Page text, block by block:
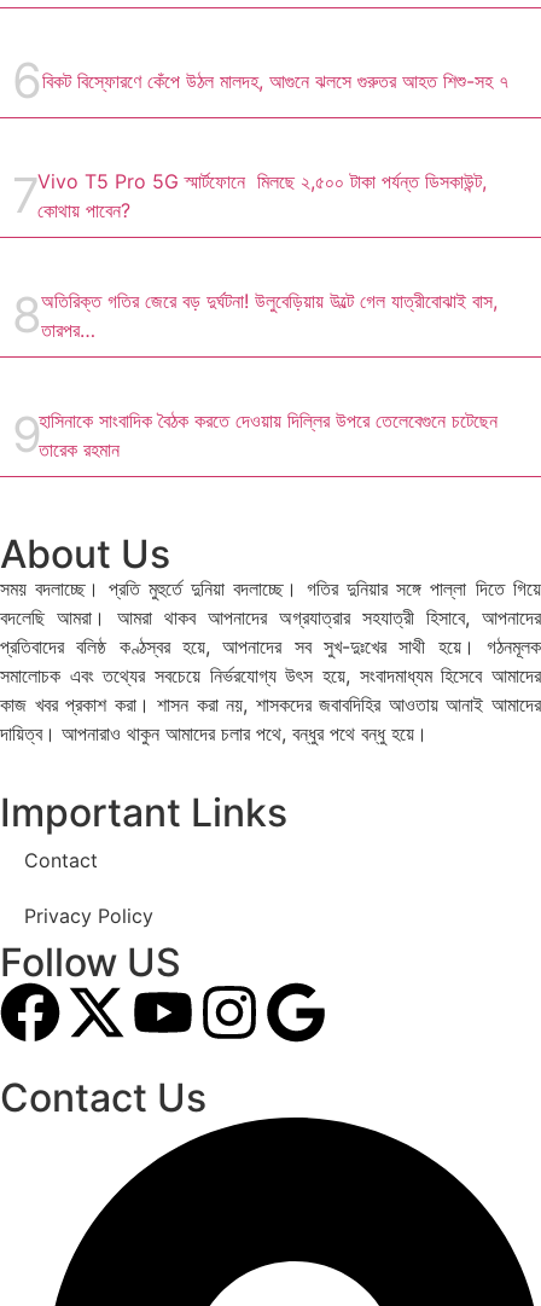
বিকট বিস্ফোরণে কেঁপে উঠল মালদহ, আগুনে ঝলসে গুরুতর আহত শিশু-সহ ৭
Vivo T5 Pro 5G স্মার্টফোনে মিলছে ২,৫০০ টাকা পর্যন্ত ডিসকাউন্ট,
কোথায় পাবেন?
অতিরিক্ত গতির জেরে বড় দুর্ঘটনা! উলুবেড়িয়ায় উল্টে গেল যাত্রীবোঝাই বাস,
তারপর…
হাসিনাকে সাংবাদিক বৈঠক করতে দেওয়ায় দিল্লির উপরে তেলেবেগুনে চটেছেন
তারেক রহমান
About Us
সময় বদলাচ্ছে। প্রতি মুহুর্তে দুনিয়া বদলাচ্ছে। গতির দুনিয়ার সঙ্গে পাল্লা দিতে গিয়ে
বদলেছি আমরা। আমরা থাকব আপনাদের অগ্রযাত্রার সহযাত্রী হিসাবে, আপনাদের
প্রতিবাদের বলিষ্ঠ কণ্ঠস্বর হয়ে, আপনাদের সব সুখ-দুঃখের সাথী হয়ে। গঠনমূলক
সমালোচক এবং তথ্যের সবচেয়ে নির্ভরযোগ্য উ‍ৎস হয়ে, সংবাদমাধ্যম হিসেবে আমাদের
কাজ খবর প্রকাশ করা। শাসন করা নয়, শাসকদের জবাবদিহির আওতায় আনাই আমাদের
দায়িত্ব। আপনারাও থাকুন আমাদের চলার পথে, বন্ধুর পথে বন্ধু হয়ে।
Important Links
Contact
Privacy Policy
Follow US
Contact Us